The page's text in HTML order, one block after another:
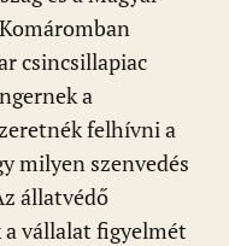
e
g
csincsillapiac
a
felhívni a
milyen szenvedés
állatvédő
vállalat figyelmét